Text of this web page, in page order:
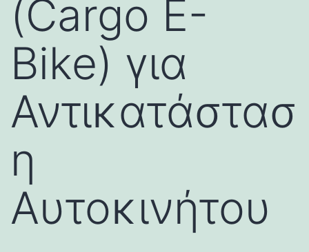
(Cargo E-
Bike) για
Αντικατάστασ
η
Αυτοκινήτου